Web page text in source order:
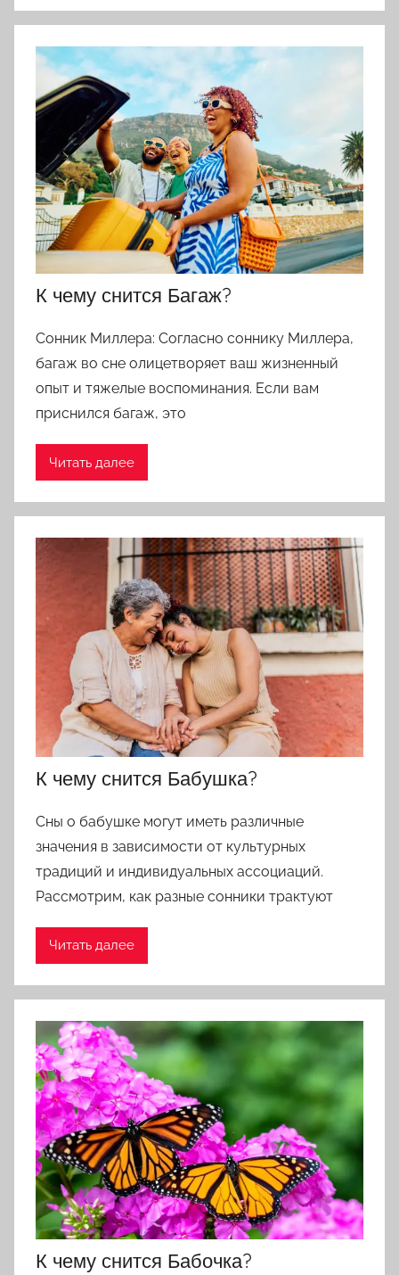
К чему снится Багаж?
Сонник Миллера: Согласно соннику Миллера,
багаж во сне олицетворяет ваш жизненный
опыт и тяжелые воспоминания. Если вам
приснился багаж, это
Читать далее
К чему снится Бабушка?
Сны о бабушке могут иметь различные
значения в зависимости от культурных
традиций и индивидуальных ассоциаций.
Рассмотрим, как разные сонники трактуют
Читать далее
К чему снится Бабочка?